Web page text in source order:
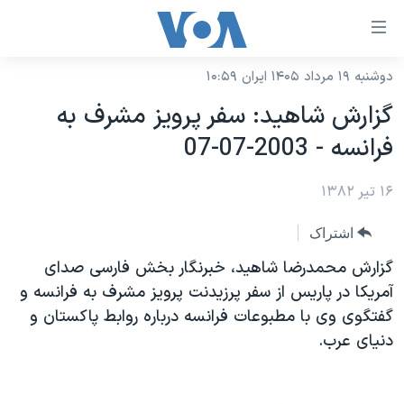
لینکهای
دسترسی
جهش
محتوای
اصلی
جهش
صفحه
اصلی
جهش
جستجو
نسخه سبک وب‌سایت
موضوع ها
ایران
آمریکا
جهان
ورزشی
گزیده‌ها
برنامه های تلویزیونی
جدول برنامه ها
صفحه‌های ویژه
جام جهانی ۲۰۲۶
عملیات خشم حماسی
فرکانس‌های صدای آمریکا
پخش رادیویی
دوشنبه ۱۹ مرداد ۱۴۰۵ ایران ۱۰:۵۹
گزارش شاهيد: سفر پرويز مشرف به
فرانسه - 2003-07-07
۱۶ تیر ۱۳۸۲
اشتراک
گزارش محمدرضا شاهيد، خبرنگار بخش فارسی صدای
آمريکا در پاريس از سفر پرزيدنت پرويز مشرف به فرانسه و
گفتگوی وی با مطبوعات فرانسه درباره روابط پاکستان و
دنيای عرب.